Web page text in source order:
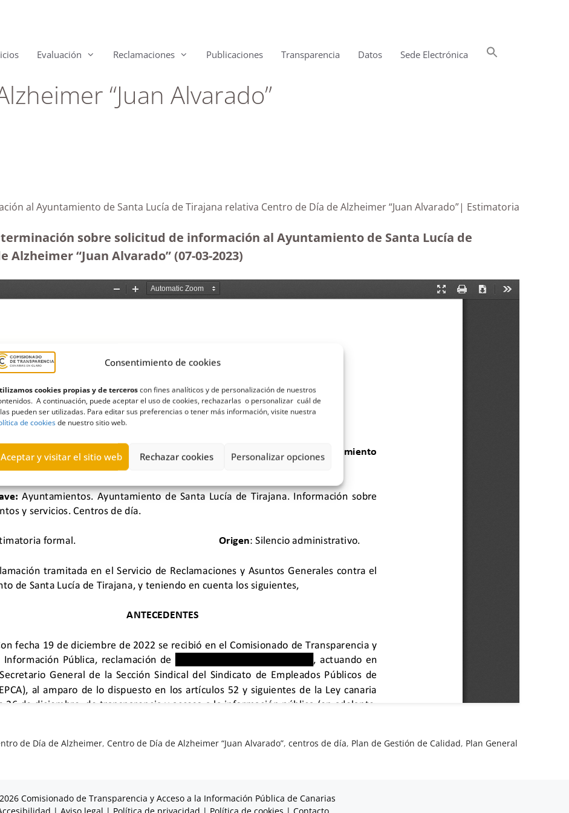
Consentimiento de cookies
cookies propias y de terceroscon fines analíticos y de personalización de nuestros
A continuación, puede aceptar el uso de cookies, rechazarlas o personalizar cuál de
pueden ser utilizadas. Para editar sus preferencias o tener más información, visite nuestra
de cookiesde nuestro sitio web.
Aceptar y visitar el sitio web Rechazar cookies Personalizar opciones
Evaluación Reclamaciones Publicaciones Transparencia Datos Sede Electrónica
“Juan Alvarado”
al Ayuntamiento de Santa Lucía de Tirajana relativa Centro de Día de Alzheimer “Juan Alvarado”| Estimatoria
sobre solicitud de información al Ayuntamiento de Santa Lucía de
“Juan Alvarado” (07-03-2023)
de Día de Alzheimer,Centro de Día de Alzheimer “Juan Alvarado”,centros de día, Plan de Gestión de Calidad, Plan General
Comisionado de Transparencia y Acceso a la Información Pública de Canarias